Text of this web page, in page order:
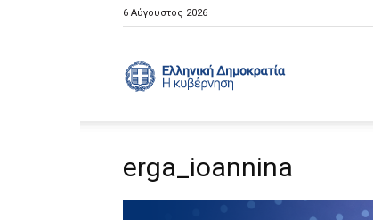
6 Αύγουστος 2026
Κυβέρνηση
erga_ioannina